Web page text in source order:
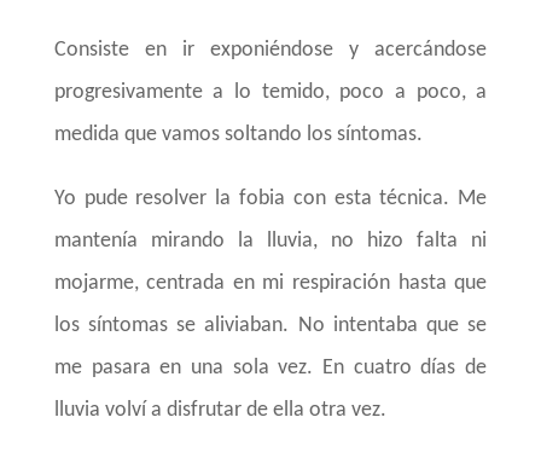
Consiste en ir exponiéndose y acercándose
progresivamente a lo temido, poco a poco, a
medida que vamos soltando los síntomas.
Yo pude resolver la fobia con esta técnica. Me
mantenía mirando la lluvia, no hizo falta ni
mojarme, centrada en mi respiración hasta que
los síntomas se aliviaban. No intentaba que se
me pasara en una sola vez. En cuatro días de
lluvia volví a disfrutar de ella otra vez.